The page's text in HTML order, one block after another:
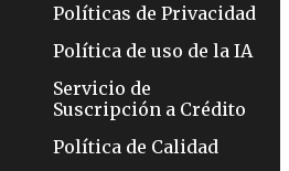
Políticas de Privacidad
Política de uso de la IA
Servicio de
Suscripción a Crédito
Política de Calidad